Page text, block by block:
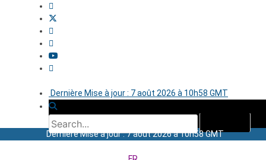
Dernière Mise à jour : 7 août 2026 à 10h58 GMT
Dernière Mise à jour : 7 août 2026 à 10h58 GMT